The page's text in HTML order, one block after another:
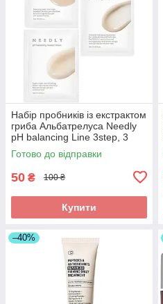
Набір пробників із екстрактом
гриба Альбатрелуса Needly
pH balancing Line 3step, 3
шт*3 мл
Готово до відправки
50 ₴ 100 ₴
Купити
–40%